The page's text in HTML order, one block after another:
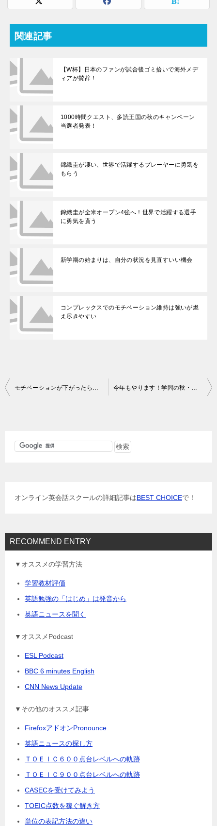
関連記事
【W杯】日本のファンが試合後ゴミ拾いで海外メデ
ィアが賛辞！
1000時間クエスト、多読王国の秋のキャンペーン
当選者発表！
錦織圭が凄い、世界で活躍するプレーヤーに勇気を
もらう
錦織圭が全米オープン4強へ！世界で活躍する選手
に勇気を貰う
新学期の始まりは、自分の状況を見直すいい機会
コンプレックスでのモチベーション維持は強いが燃
え尽きやすい
投
オンライン英会話スクールの詳細記事はBEST CHOICEで！
RECOMMEND ENTRY
▼オススメの学習方法
学習教材評価
英語勉強の「はじめ」は発音から
英語ニュースを聞く
▼オススメPodcast
ESL Podcast
BBC 6 minutes English
CNN News Update
▼その他のオススメ記事
FirefoxアドオンPronounce
英語ニュースの探し方
ＴＯＥＩＣ６００点台レベルへの軌跡
ＴＯＥＩＣ９００点台レベルへの軌跡
CASECを受けてみよう
TOEIC点数を稼ぐ解き方
単位の表記方法の違い